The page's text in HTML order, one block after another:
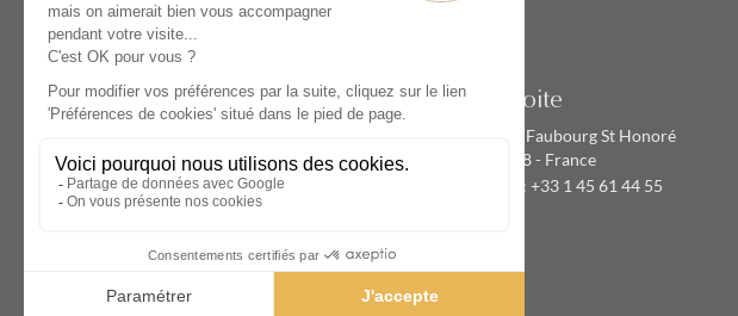
Accueil Artistes André-Marin Gissey
Rive Droite
134 rue du Faubourg St Honoré
Paris 75008 - France
Téléphone : +33 1 45 61 44 55